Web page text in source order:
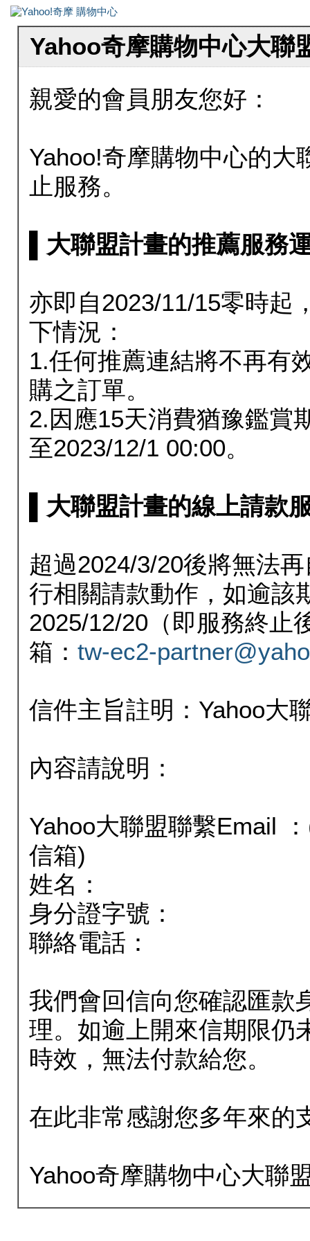
Yahoo奇摩購物中心大聯
親愛的會員朋友您好：
Yahoo!奇摩購物中心的大
止服務。
▌大聯盟計畫的推薦服務
亦即自2023/11/15零時起
下情況：
1.任何推薦連結將不再有
購之訂單。
2.因應15天消費猶豫鑑賞
至2023/12/1 00:00。
▌大聯盟計畫的線上請款
超過2024/3/20後將無法
行相關請款動作，如逾該
2025/12/20（即服務終止
箱： tw-ec2-
信件主旨註明：Yahoo大
內容請說明：
Yahoo大聯盟聯繫Email
信箱)
姓名：
身分證字號：
聯絡電話：
我們會回信向您確認匯款
理。如逾上開來信期限仍
時效，無法付款給您。
在此非常感謝您多年來的
Yahoo奇摩購物中心大